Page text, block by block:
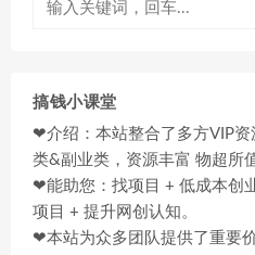
搞钱小课堂
❤介绍：本站整合了多方VIP
类&副业类，资源丰富 物超所
❤能助您：找项目 + 低成本创
项目 + 提升网创认知。
❤本站为众多团队提供了重要